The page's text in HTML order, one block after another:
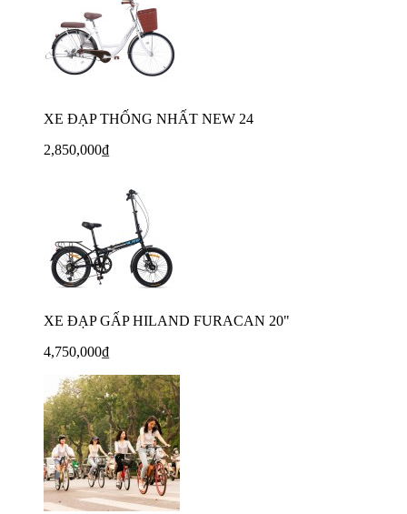
XE ĐẠP THỐNG NHẤT NEW 24
2,850,000₫
XE ĐẠP GẤP HILAND FURACAN 20"
4,750,000₫